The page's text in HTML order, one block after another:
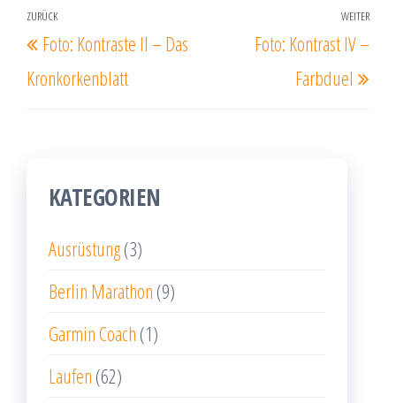
Beitrags-
Navigation
Vorheriger
Beitrag
ZURÜCK
Foto: Kontraste II – Das
Kronkorkenblatt
WEITER
Foto: Kontrast IV –
Farbduel
KATEGORIEN
Ausrüstung(3)
Berlin Marathon (9)
Garmin Coach (1)
Laufen (62)